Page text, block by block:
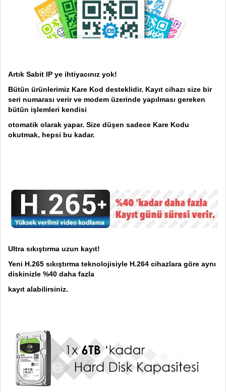
Artık Sabit IP ye ihtiyacınız yok!
Bütün ürünlerimiz Kare Kod desteklidir. Kayıt cihazı size bir
seri numarası verir ve modem üzerinde yapılması gereken
bütün işlemleri kendisi
otomatik olarak yapar. Size düşen sadece Kare Kodu
okutmak, hepsi bu kadar.
Ultra sıkıştırma uzun kayıt!
Yeni H.265 sıkıştırma teknolojisiyle H.264 cihazlara göre aynı
diskinizle %40 daha fazla
kayıt alabilirsiniz.